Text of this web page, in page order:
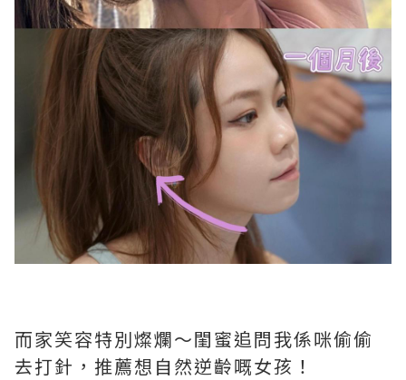
而家笑容特別燦爛～閨蜜追問我係咪偷偷
去打針，推薦想自然逆齡嘅女孩！